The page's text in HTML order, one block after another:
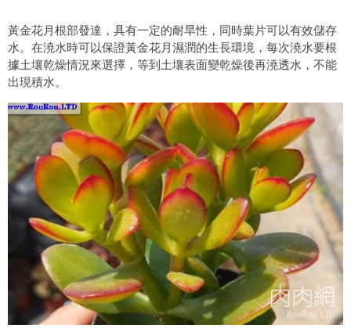
黃金花月根部發達，具有一定的耐旱性，同時葉片可以有效儲存
水。在澆水時可以保證黃金花月濕潤的生長環境，每次澆水要根
據土壤乾燥情況來選擇，等到土壤表面變乾燥後再澆透水，不能
出現積水。